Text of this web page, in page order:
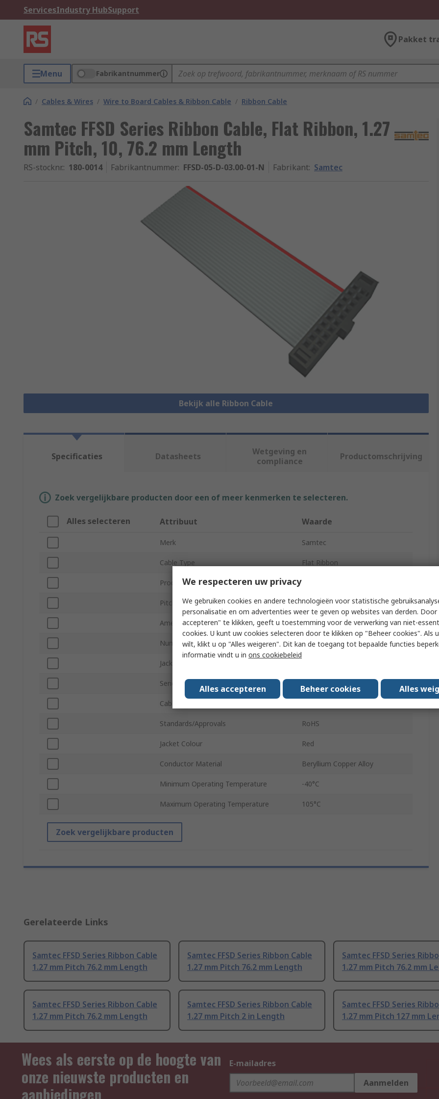
ServicesIndustry HubSupport
Pakket
Menu Fabrikantnummer
/ Cables & Wires / Wire to Board Cables & Ribbon Cable / Ribbon Cable
Samtec FFSD Series Ribbon Cable, Flat Ribbon, 1.27
mm Pitch, 10, 76.2 mm Length
RS-stocknr.: 180-0014 Fabrikantnummer: FFSD-05-D-03.00-01-N Fabrikant: Samtec
Bekijk alle Ribbon Cable
Specificaties Datasheets
Wetgeving en
compliance
Productomschrijving
Zoek vergelijkbare producten door een of meer kenmerken te selecteren.
Alles selecteren Attribuut Waarde
Merk Samtec
Cable Type Flat Ribbon
Product Type
Pitch 1.27mm
American Wire Gauge 30AWG
Number of Conductors 10
Jacket Material
Series
Cable Length
Standards/Approvals RoHS
Jacket Colour Red
Conductor Material Beryllium Copper Alloy
Minimum Operating Temperature -40°C
Maximum Operating Temperature 105°C
Zoek vergelijkbare producten
Gerelateerde Links
Samtec FFSD Series Ribbon Cable
1.27 mm Pitch 76.2 mm Length
Samtec FFSD Series Ribbon Cable
1.27 mm Pitch 76.2 mm Length
Samtec FFSD Series
1.27 mm Pitch 76.2 mm
Samtec FFSD Series Ribbon Cable
1.27 mm Pitch 76.2 mm Length
Samtec FFSD Series Ribbon Cable
1.27 mm Pitch 2 in Length
Samtec FFSD Series
1.27 mm Pitch 127 mm
Wees als eerste op de hoogte van
onze nieuwste producten en
aanbiedingen
E-mailadres
Aanmelden
We respecteren uw privacy
We gebruiken cookies en andere technologieën voor statistische
personalisatie en om advertenties weer te geven op websites van derden. Door
accepteren" te klikken, geeft u toestemming voor de verwerking van niet-
cookies. U kunt uw cookies selecteren door te klikken op "Beheer cookies". Als
wilt, klikt u op "Alles weigeren". Dit kan de toegang tot bepaalde functies
informatie vindt u in ons cookiebeleid
Alles accepteren Beheer cookies Alles